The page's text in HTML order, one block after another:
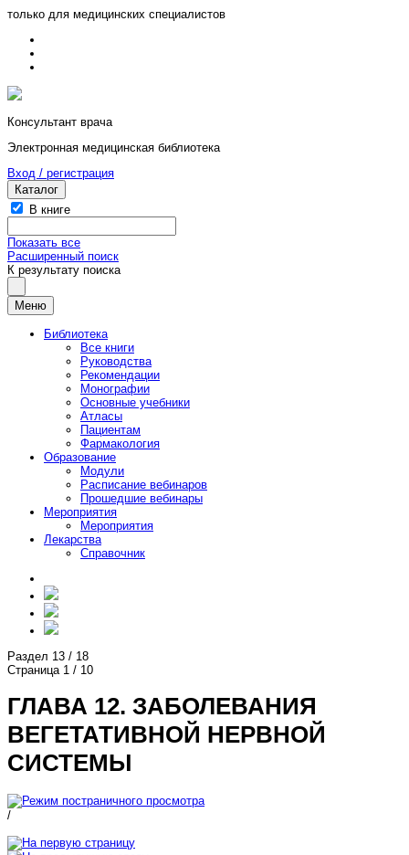
только для медицинских специалистов
Консультант врача
Электронная медицинская библиотека
Вход / регистрация
Каталог
В книге
Показать все
Расширенный поиск
К результату поиска
Меню
Библиотека
Все книги
Руководства
Рекомендации
Монографии
Основные учебники
Атласы
Пациентам
Фармакология
Образование
Модули
Расписание вебинаров
Прошедшие вебинары
Мероприятия
Мероприятия
Лекарства
Справочник
Раздел 13 / 18
Страница 1 / 10
ГЛАВА 12. ЗАБОЛЕВАНИЯ
ВЕГЕТАТИВНОЙ НЕРВНОЙ
СИСТЕМЫ
/